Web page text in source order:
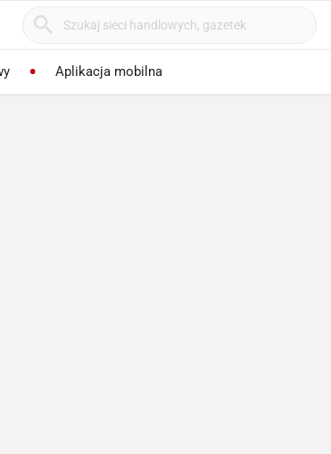
Aplikacja mobilna